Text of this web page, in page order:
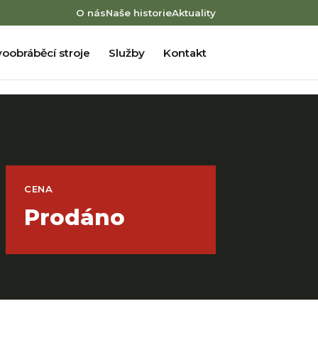
O násNaše historieAktuality
stroje Služby Kontakt
CENA
Prodáno